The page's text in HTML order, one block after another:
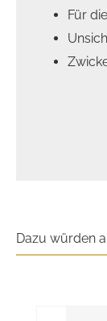
Für
Dazu würden